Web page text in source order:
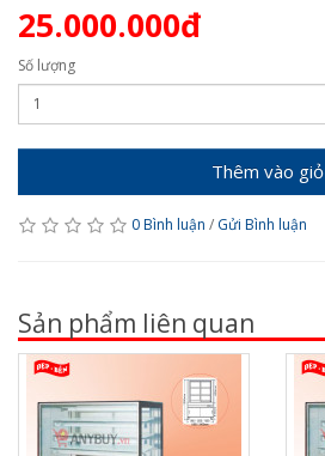
25.000.000đ
Số lượng
Thêm vào giỏ
0 Bình luận / Gửi Bình luận
Sản phẩm liên quan